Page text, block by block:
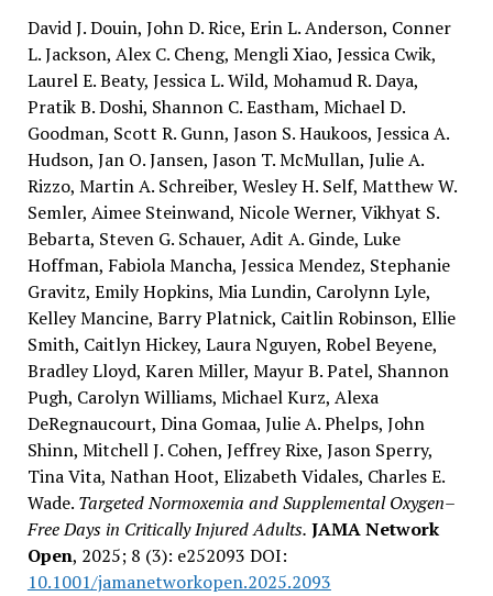
David J. Douin, John D. Rice, Erin L. Anderson, Conner
L. Jackson, Alex C. Cheng, Mengli Xiao, Jessica Cwik,
Laurel E. Beaty, Jessica L. Wild, Mohamud R. Daya,
Pratik B. Doshi, Shannon C. Eastham, Michael D.
Goodman, Scott R. Gunn, Jason S. Haukoos, Jessica A.
Hudson, Jan O. Jansen, Jason T. McMullan, Julie A.
Rizzo, Martin A. Schreiber, Wesley H. Self, Matthew W.
Semler, Aimee Steinwand, Nicole Werner, Vikhyat S.
Bebarta, Steven G. Schauer, Adit A. Ginde, Luke
Hoffman, Fabiola Mancha, Jessica Mendez, Stephanie
Gravitz, Emily Hopkins, Mia Lundin, Carolynn Lyle,
Kelley Mancine, Barry Platnick, Caitlin Robinson, Ellie
Smith, Caitlyn Hickey, Laura Nguyen, Robel Beyene,
Bradley Lloyd, Karen Miller, Mayur B. Patel, Shannon
Pugh, Carolyn Williams, Michael Kurz, Alexa
DeRegnaucourt, Dina Gomaa, Julie A. Phelps, John
Shinn, Mitchell J. Cohen, Jeffrey Rixe, Jason Sperry,
Tina Vita, Nathan Hoot, Elizabeth Vidales, Charles E.
Wade. Targeted Normoxemia and Supplemental Oxygen–
Free Days in Critically Injured Adults. JAMA Network
Open, 2025; 8 (3): e252093 DOI:
10.1001/jamanetworkopen.2025.2093